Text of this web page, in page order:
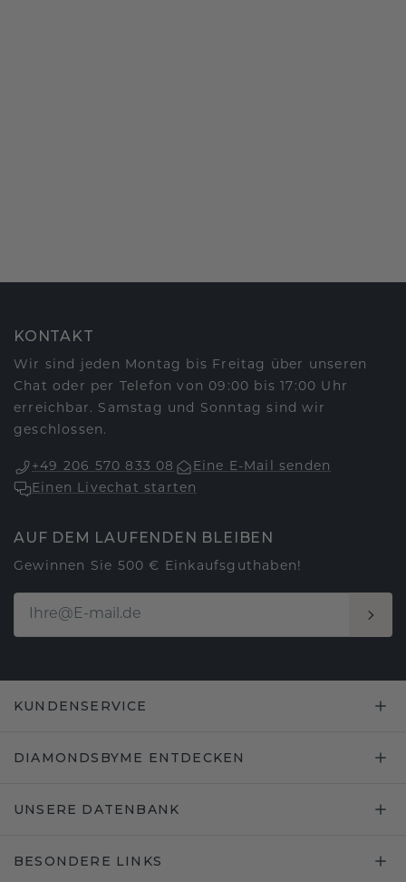
KONTAKT
Wir sind jeden Montag bis Freitag über unseren
Chat oder per Telefon von 09:00 bis 17:00 Uhr
erreichbar. Samstag und Sonntag sind wir
geschlossen.
+49 206 570 833 08
Eine E-Mail senden
Einen Livechat starten
AUF DEM LAUFENDEN BLEIBEN
Gewinnen Sie 500 € Einkaufsguthaben!
KUNDENSERVICE
DIAMONDSBYME ENTDECKEN
UNSERE DATENBANK
BESONDERE LINKS